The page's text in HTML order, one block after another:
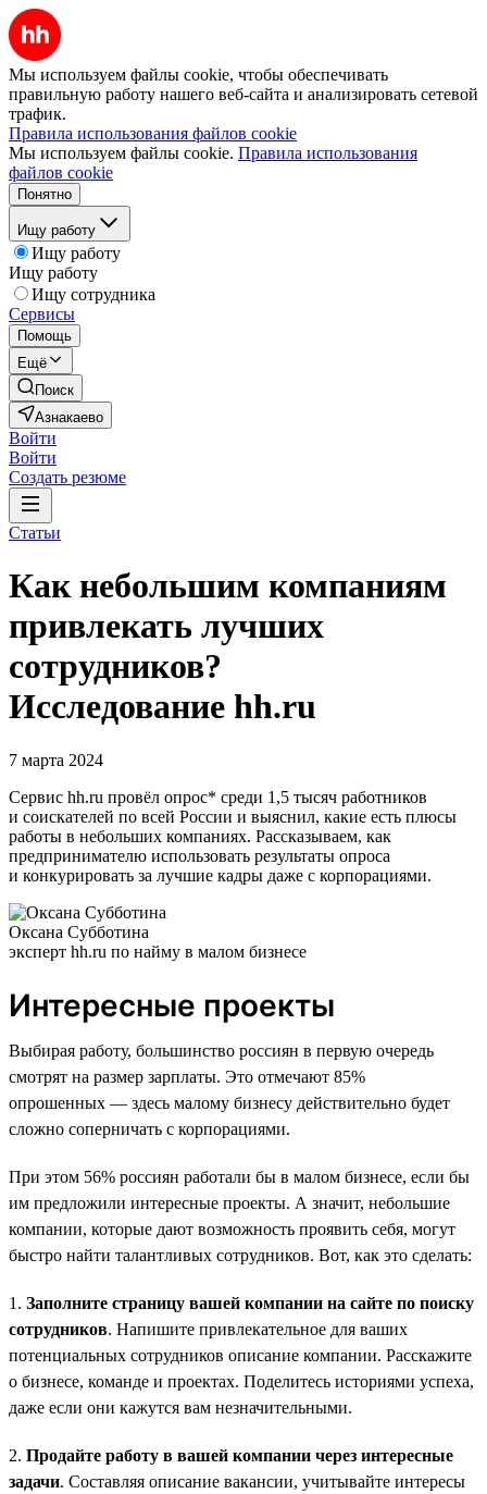
Мы используем файлы cookie, чтобы обеспечивать
правильную работу нашего веб-сайта и анализировать сетевой
трафик.
Правила использования файлов cookie
Мы используем файлы cookie. Правила использования
файлов cookie
Понятно
Ищу работу
Ищу работу
Ищу работу
Ищу сотрудника
Сервисы
Помощь
Ещё
Поиск
Азнакаево
Войти
Войти
Создать резюме
Статьи
Как небольшим компаниям
привлекать лучших
сотрудников?
Исследование hh.ru
7 марта 2024
Сервис hh.ru провёл опрос* среди 1,5 тысяч работников
и соискателей по всей России и выяснил, какие есть плюсы
работы в небольших компаниях. Рассказываем, как
предпринимателю использовать результаты опроса
и конкурировать за лучшие кадры даже с корпорациями.
Оксана Субботина
эксперт hh.ru по найму в малом бизнесе
Интересные проекты
Выбирая работу, большинство россиян в первую очередь
смотрят на размер зарплаты. Это отмечают 85%
опрошенных — здесь малому бизнесу действительно будет
сложно соперничать с корпорациями.
При этом 56% россиян работали бы в малом бизнесе, если бы
им предложили интересные проекты. А значит, небольшие
компании, которые дают возможность проявить себя, могут
быстро найти талантливых сотрудников. Вот, как это сделать:
1. Заполните страницу вашей компании на сайте по поиску
сотрудников. Напишите привлекательное для ваших
потенциальных сотрудников описание компании. Расскажите
о бизнесе, команде и проектах. Поделитесь историями успеха,
даже если они кажутся вам незначительными.
2. Продайте работу в вашей компании через интересные
задачи. Составляя описание вакансии, учитывайте интересы